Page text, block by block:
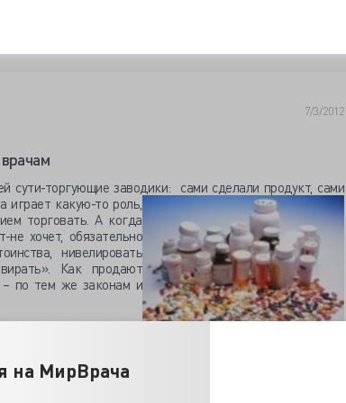
на МирВрача
7/3/2012
сути-торгующие заводики: сами сделали продукт, сами
играет какую-то роль,
торговать. А когда
не хочет, обязательно
нивелировать
Как продают
– по тем же законам и
которые должны
уж так сложилось в
успехом на ниве родной компании, сколь поиском
ровно столько, сколько нельзя не знать. Торговые
то доктора, мягко говоря, не ценят приходящего с